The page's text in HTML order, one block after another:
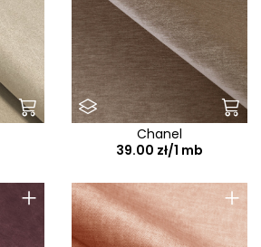
Chanel
39.00 zł/1 mb
+ +